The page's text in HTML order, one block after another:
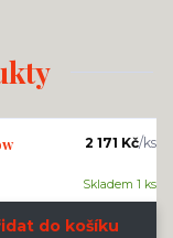
2 171 Kč/ks
Skladem 1 ks
do košíku